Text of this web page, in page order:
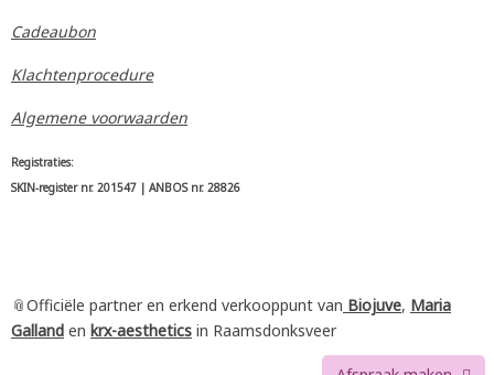
Cadeaubon
Klachtenprocedure
Algemene voorwaarden
Registraties:
SKIN-register nr. 201547 | ANBOS nr. 28826
📎Officiële partner en erkend verkooppunt van Biojuve, Maria
Galland en krx-aesthetics in Raamsdonksveer